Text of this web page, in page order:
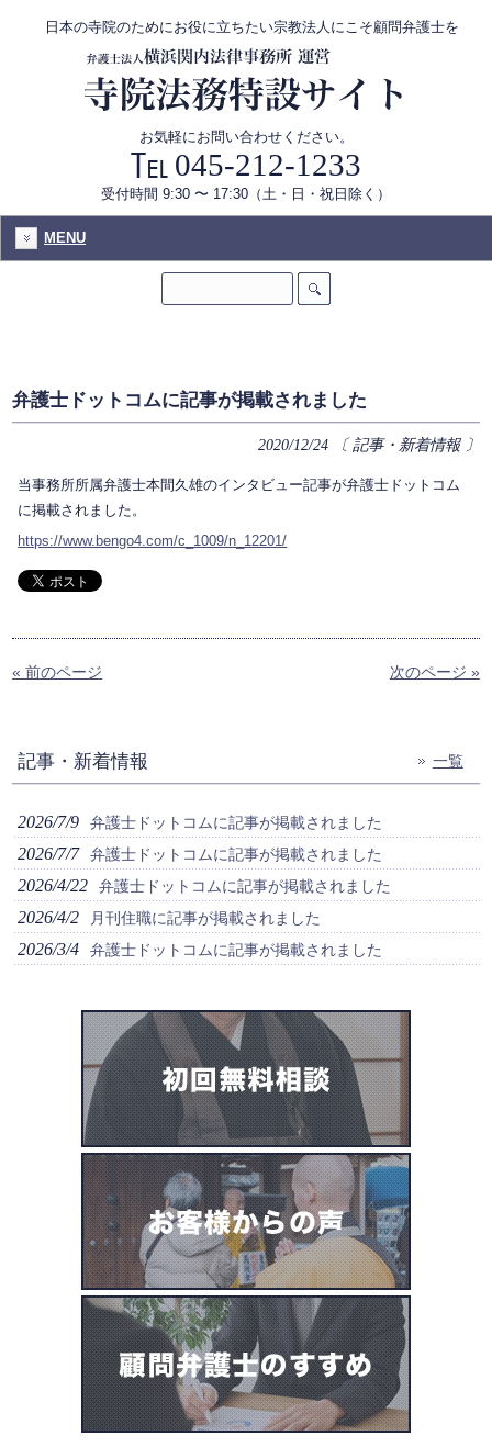
日本の寺院のためにお役に立ちたい宗教法人にこそ顧問弁護士を
お気軽にお問い合わせください。
045-212-1233
受付時間 9:30 〜 17:30（土・日・祝日除く）
MENU
弁護士ドットコムに記事が掲載されました
2020/12/24〔 記事・新着情報 〕
当事務所所属弁護士本間久雄のインタビュー記事が弁護士ドットコム
に掲載されました。
https://www.bengo4.com/c_1009/n_12201/
« 前のページ 次のページ »
記事・新着情報 一覧
2026/7/9 弁護士ドットコムに記事が掲載されました
2026/7/7 弁護士ドットコムに記事が掲載されました
2026/4/22 弁護士ドットコムに記事が掲載されました
2026/4/2 月刊住職に記事が掲載されました
2026/3/4 弁護士ドットコムに記事が掲載されました